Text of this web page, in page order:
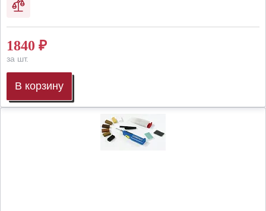
1840 ₽
за шт.
В корзину